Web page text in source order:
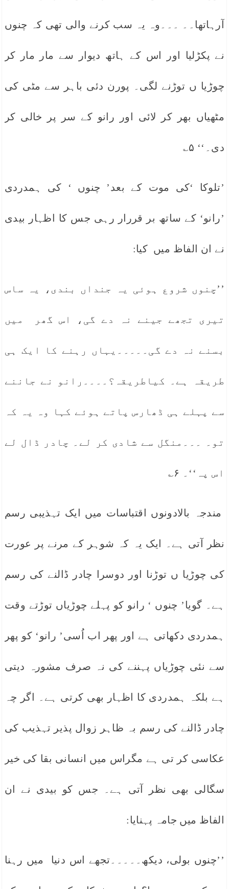
آرہاتھا۔۔ ۔۔۔وہ یہ سب کرنے والی تھی کہ چنوں
نے پکڑلیا اور اس کے ہاتھ دیوار سے مار مار کر
چوڑیا ں توڑنے لگی۔ پورن دئی باہر سے مٹی کی
مٹھیاں بھر کر لائی اور رانو کے سر پر خالی کر
دی۔‘‘ ۵؎
’تلوکا ‘کی موت کے بعد’ چنوں ‘ کی ہمدردی
’رانو‘ کے ساتھ بر قررار رہی جس کا اظہار بیدی
نے ان الفاظ میں کیا:
’’چنوں شروع ہوئی یہ جنداں بندی، یہ ساس
تیری تجھے جینے نہ دے گی، اس گھر میں
بسنے نہ دے گی۔۔۔۔۔یہاں رہنے کا ایک ہی
طریقہ ہے۔ کیاطریقہ؟۔۔۔۔رانو نے جاننے
سے پہلے ہی ڈھارس پاتے ہوئے کہا وہ یہ کہ
تو۔ ۔۔۔منگل سے شادی کر لے۔ چادر ڈال لے
اس پہ‘‘۔ ۶؎
مندجہ بالادونوں اقتباسات میں ایک تہذیبی رسم
نظر آتی ہے۔ ایک یہ کہ شوہر کے مرنے پر عورت
کی چوڑیا ں توڑنا اور دوسرا چادر ڈالنے کی رسم
ہے۔ گویا’ چنوں ‘ رانو کو پہلے چوڑیاں توڑتے وقت
ہمدردی دکھاتی ہے اور پھر اب اُسی’ رانو‘ کو پھر
سے نئی چوڑیاں پہننے کی نہ صرف مشورہ دیتی
ہے بلکہ ہمدردی کا اظہار بھی کرتی ہے۔ اگر چہ
چادر ڈالنے کی رسم بہ ظاہر زوال پذیر تہذیب کی
عکاسی کر تی ہے مگراس میں انسانی بقا کی خیر
سگالی بھی نظر آتی ہے۔ جس کو بیدی نے ان
الفاظ میں جامہ پہنایا:
’’چنوں بولی، دیکھ۔۔۔۔۔تجھے اس دنیا میں رہنا